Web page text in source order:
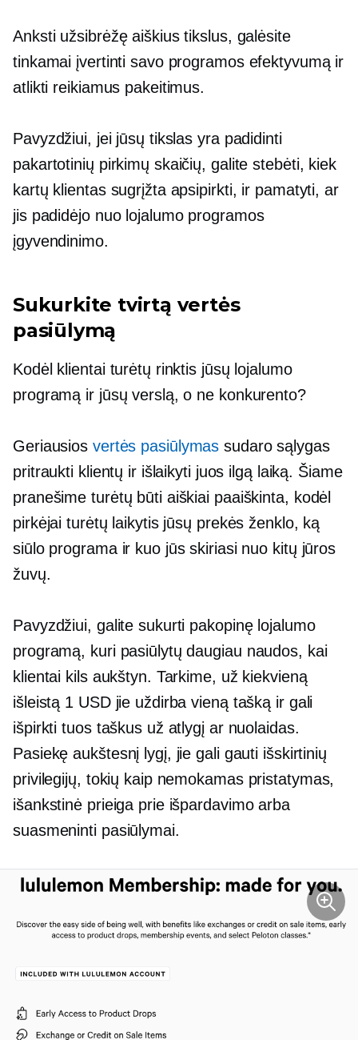
Anksti užsibrėžę aiškius tikslus, galėsite
tinkamai įvertinti savo programos efektyvumą ir
atlikti reikiamus pakeitimus.
Pavyzdžiui, jei jūsų tikslas yra padidinti
pakartotinių pirkimų skaičių, galite stebėti, kiek
kartų klientas sugrįžta apsipirkti, ir pamatyti, ar
jis padidėjo nuo lojalumo programos
įgyvendinimo.
Sukurkite tvirtą vertės
pasiūlymą
Kodėl klientai turėtų rinktis jūsų lojalumo
programą ir jūsų verslą, o ne konkurento?
Geriausios vertės pasiūlymas sudaro sąlygas
pritraukti klientų ir išlaikyti juos ilgą laiką. Šiame
pranešime turėtų būti aiškiai paaiškinta, kodėl
pirkėjai turėtų laikytis jūsų prekės ženklo, ką
siūlo programa ir kuo jūs skiriasi nuo kitų jūros
žuvų.
Pavyzdžiui, galite sukurti pakopinę lojalumo
programą, kuri pasiūlytų daugiau naudos, kai
klientai kils aukštyn. Tarkime, už kiekvieną
išleistą 1 USD jie uždirba vieną tašką ir gali
išpirkti tuos taškus už atlygį ar nuolaidas.
Pasiekę aukštesnį lygį, jie gali gauti išskirtinių
privilegijų, tokių kaip nemokamas pristatymas,
išankstinė prieiga prie išpardavimo arba
suasmeninti pasiūlymai.